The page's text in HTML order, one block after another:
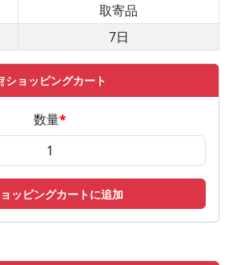
取寄品
7日
ショッピングカート
数量*
ッピングカートに追加